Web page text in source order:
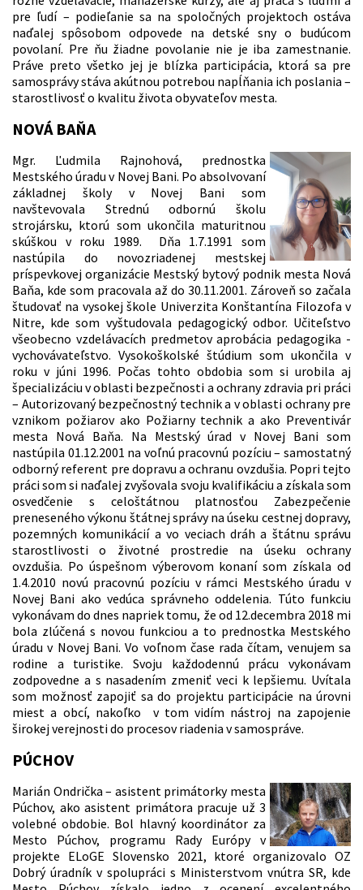
pre ľudí – podieľanie sa na spoločných projektoch ostáva
naďalej spôsobom odpovede na detské sny o budúcom
povolaní. Pre ňu žiadne povolanie nie je iba zamestnanie.
Práve preto všetko jej je blízka participácia, ktorá sa pre
samosprávy stáva akútnou potrebou napĺňania ich poslania –
starostlivosť o kvalitu života obyvateľov mesta.
NOVÁ BAŇA
Mgr. Ľudmila Rajnohová, prednostka
Mestského úradu v Novej Bani. Po absolvovaní
základnej školy v Novej Bani som
navštevovala Strednú odbornú školu
strojársku, ktorú som ukončila maturitnou
skúškou v roku 1989. Dňa 1.7.1991 som
nastúpila do novozriadenej mestskej
príspevkovej organizácie Mestský bytový podnik mesta Nová
Baňa, kde som pracovala až do 30.11.2001. Zároveň so začala
študovať na vysokej škole Univerzita Konštantína Filozofa v
Nitre, kde som vyštudovala pedagogický odbor. Učiteľstvo
všeobecno vzdelávacích predmetov aprobácia pedagogika -
vychovávateľstvo. Vysokoškolské štúdium som ukončila v
roku v júni 1996. Počas tohto obdobia som si urobila aj
špecializáciu v oblasti bezpečnosti a ochrany zdravia pri práci
– Autorizovaný bezpečnostný technik a v oblasti ochrany pre
vznikom požiarov ako Požiarny technik a ako Preventivár
mesta Nová Baňa. Na Mestský úrad v Novej Bani som
nastúpila 01.12.2001 na voľnú pracovnú pozíciu – samostatný
odborný referent pre dopravu a ochranu ovzdušia. Popri tejto
práci som si naďalej zvyšovala svoju kvalifikáciu a získala som
osvedčenie s celoštátnou platnosťou Zabezpečenie
preneseného výkonu štátnej správy na úseku cestnej dopravy,
pozemných komunikácií a vo veciach dráh a štátnu správu
starostlivosti o životné prostredie na úseku ochrany
ovzdušia. Po úspešnom výberovom konaní som získala od
1.4.2010 novú pracovnú pozíciu v rámci Mestského úradu v
Novej Bani ako vedúca správneho oddelenia. Túto funkciu
vykonávam do dnes napriek tomu, že od 12.decembra 2018 mi
bola zlúčená s novou funkciou a to prednostka Mestského
úradu v Novej Bani. Vo voľnom čase rada čítam, venujem sa
rodine a turistike. Svoju každodennú prácu vykonávam
zodpovedne a s nasadením zmeniť veci k lepšiemu. Uvítala
som možnosť zapojiť sa do projektu participácie na úrovni
miest a obcí, nakoľko v tom vidím nástroj na zapojenie
širokej verejnosti do procesov riadenia v samospráve.
PÚCHOV
Marián Ondrička – asistent primátorky mesta
Púchov, ako asistent primátora pracuje už 3
volebné obdobie. Bol hlavný koordinátor za
Mesto Púchov, programu Rady Európy v
projekte ELoGE Slovensko 2021, ktoré organizovalo OZ
Dobrý úradník v spolupráci s Ministerstvom vnútra SR, kde